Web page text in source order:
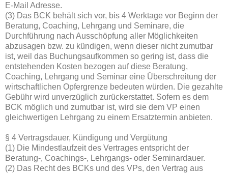
E-Mail Adresse.
(3) Das BCK behält sich vor, bis 4 Werktage vor Beginn der
Beratung, Coaching, Lehrgang und Seminare, die
Durchführung nach Ausschöpfung aller Möglichkeiten
abzusagen bzw. zu kündigen, wenn dieser nicht zumutbar
ist, weil das Buchungsaufkommen so gering ist, dass die
entstehenden Kosten bezogen auf diese Beratung,
Coaching, Lehrgang und Seminar eine Überschreitung der
wirtschaftlichen Opfergrenze bedeuten würden. Die gezahlte
Gebühr wird unverzüglich zurückerstattet. Sofern es dem
BCK möglich und zumutbar ist, wird sie dem VP einen
gleichwertigen Lehrgang zu einem Ersatztermin anbieten.
§ 4 Vertragsdauer, Kündigung und Vergütung
(1) Die Mindestlaufzeit des Vertrages entspricht der
Beratung-, Coachings-, Lehrgangs- oder Seminardauer.
(2) Das Recht des BCKs und des VPs, den Vertrag aus